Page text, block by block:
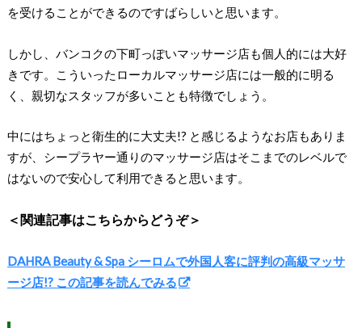
を受けることができるのですばらしいと思います。
しかし、バンコクの下町っぽいマッサージ店も個人的には大好
きです。こういったローカルマッサージ店には一般的に明る
く、親切なスタッフが多いことも特徴でしょう。
中にはちょっと衛生的に大丈夫!? と感じるようなお店もありま
すが、シープラヤー通りのマッサージ店はそこまでのレベルで
はないので安心して利用できると思います。
＜関連記事はこちらからどうぞ＞
DAHRA Beauty & Spa シーロムで外国人客に評判の高級マッサ
ージ店!? この記事を読んでみる